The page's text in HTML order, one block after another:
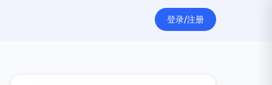
登录/注册